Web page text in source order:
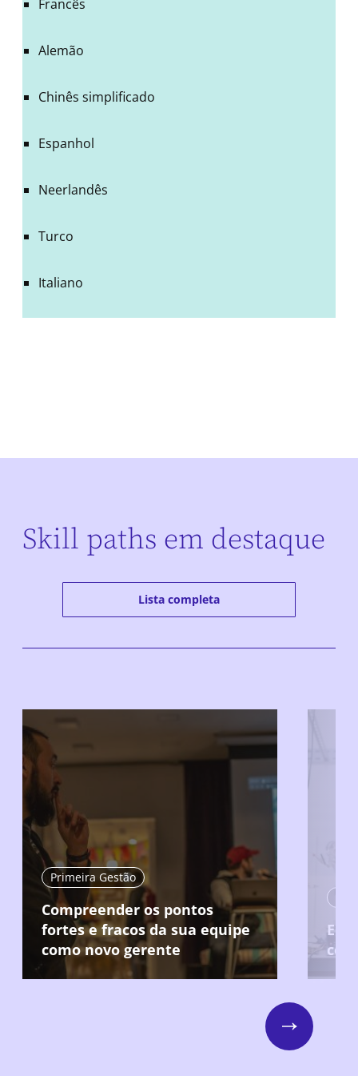
Francês
Alemão
Chinês simplificado
Espanhol
Neerlandês
Turco
Italiano
Skill paths em destaque
Lista completa
Primeira Gestão
Compreender os pontos
fortes e fracos da sua equipe
como novo gerente
Next